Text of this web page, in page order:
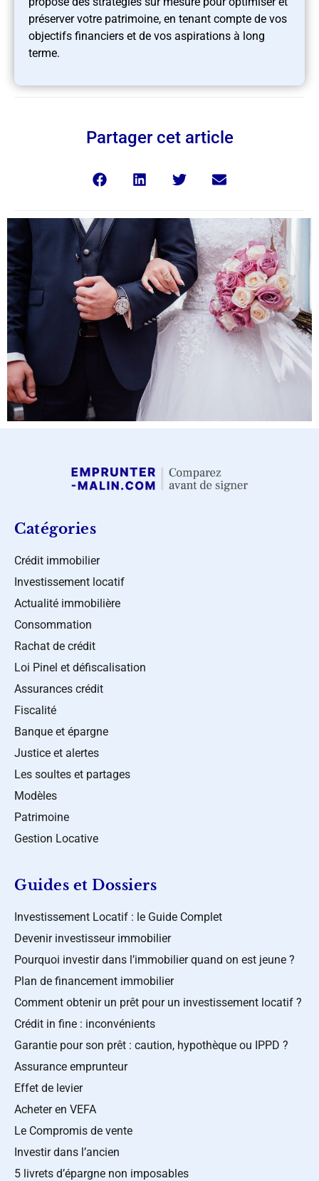
préserver votre patrimoine, en tenant compte de vos
objectifs financiers et de vos aspirations à long
terme.
Partager cet article
Catégories
Crédit immobilier
Investissement locatif
Actualité immobilière
Consommation
Rachat de crédit
Loi Pinel et défiscalisation
Assurances crédit
Fiscalité
Banque et épargne
Justice et alertes
Les soultes et partages
Modèles
Patrimoine
Gestion Locative
Guides et Dossiers
Investissement Locatif : le Guide Complet
Devenir investisseur immobilier
Pourquoi investir dans l’immobilier quand on est jeune ?
Plan de financement immobilier
Comment obtenir un prêt pour un investissement locatif ?
Crédit in fine : inconvénients
Garantie pour son prêt : caution, hypothèque ou IPPD ?
Assurance emprunteur
Effet de levier
Acheter en VEFA
Le Compromis de vente
Investir dans l’ancien
5 livrets d’épargne non imposables